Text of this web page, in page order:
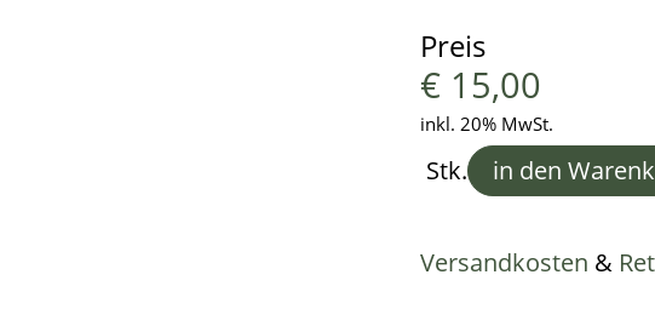
Preis
€ 15,00
inkl. 20% MwSt.
Stk. in den
Versandkosten &